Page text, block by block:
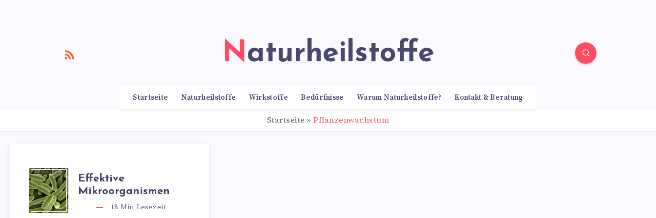
Naturheilstoffe
Startseite Naturheilstoffe Wirkstoffe Bedürfnisse Warum Naturheilstoffe? Kontakt & Beratung
Startseite »Pflanzenwachstum
Effektive
Mikroorganismen
18 Min Lesezeit